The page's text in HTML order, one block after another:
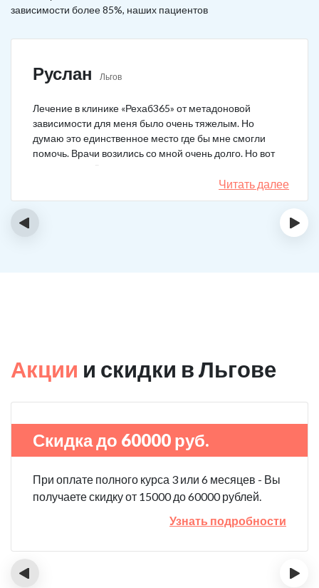
зависимости более 85%, наших пациентов
Руслан Льгов
Лечение в клинике «Рехаб365» от метадоновой
зависимости для меня было очень тяжелым. Но
думаю это единственное место где бы мне смогли
помочь. Врачи возились со мной очень долго. Но вот
теперь я уже 5 месяцев не принимаю наркотики.
Читать далее
‹ ›
Акции и скидки в Льгове
Скидка до 60000 руб.
При оплате полного курса 3 или 6 месяцев - Вы
получаете скидку от 15000 до 60000 рублей.
Узнать подробности
‹ ›